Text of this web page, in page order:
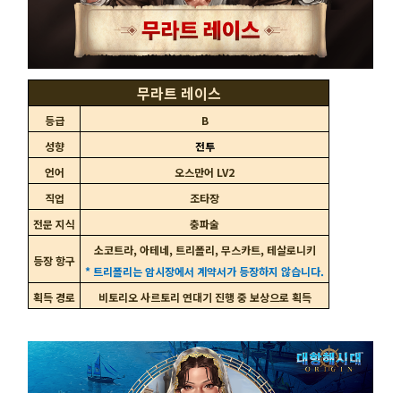
무라트 레이스
등급
B
성향
전투
언어
오스만어 LV2
직업
조타장
전문 지식
충파술
등장 항구
소코트라, 아테네, 트리폴리, 무스카트, 테살로니키
* 트리폴리는 암시장에서 계약서가 등장하지 않습니다.
획득 경로
비토리오 사르토리 연대기 진행 중 보상으로 획득